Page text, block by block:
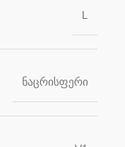
L
ნაცრისფერი